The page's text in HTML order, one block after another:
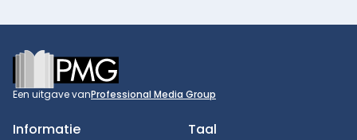
Footer
Een uitgave vanProfessional Media Group
Informatie Taal